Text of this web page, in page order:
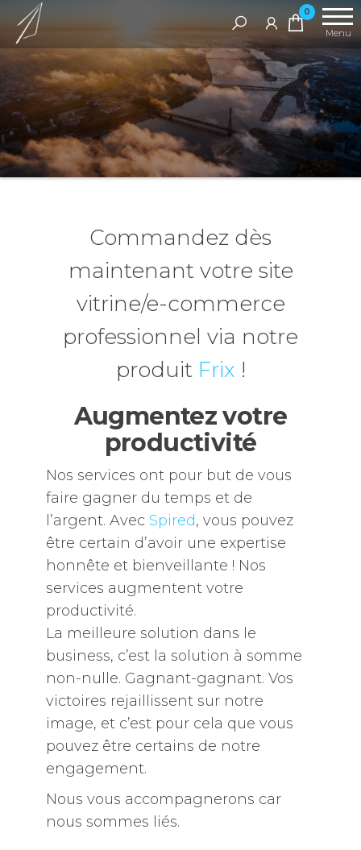
Aller
contenu
vous
sommet
0
Menu
Commandez dès
maintenant votre site
vitrine/e-commerce
professionnel via notre
produit Frix !
Augmentez votre
productivité
Nos services ont pour but de vous
faire gagner du temps et de
l’argent. Avec Spired, vous pouvez
être certain d’avoir une expertise
honnête et bienveillante ! Nos
services augmentent votre
productivité.
La meilleure solution dans le
business, c’est la solution à somme
non-nulle. Gagnant-gagnant. Vos
victoires rejaillissent sur notre
image, et c’est pour cela que vous
pouvez être certains de notre
engagement.
Nous vous accompagnerons car
nous sommes liés.